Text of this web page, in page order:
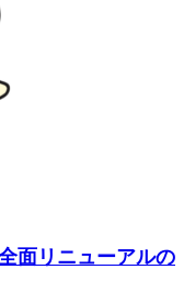
面リニューアルの